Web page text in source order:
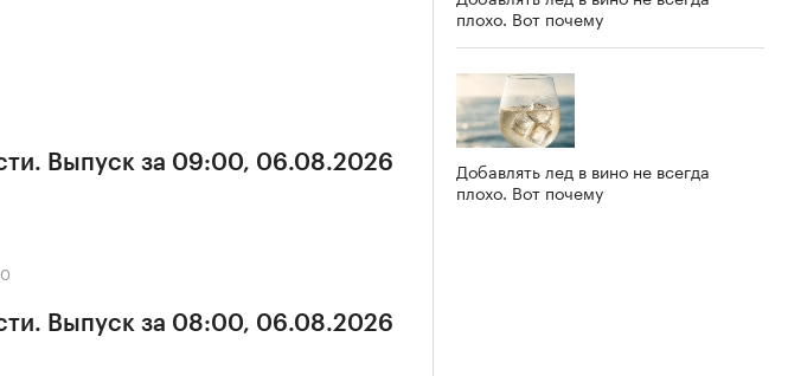
Выпуск за 09:00, 06.08.2026
Выпуск за 08:00, 06.08.2026
плохо. Вот почему
Добавлять лед в вино не всегда
плохо. Вот почему